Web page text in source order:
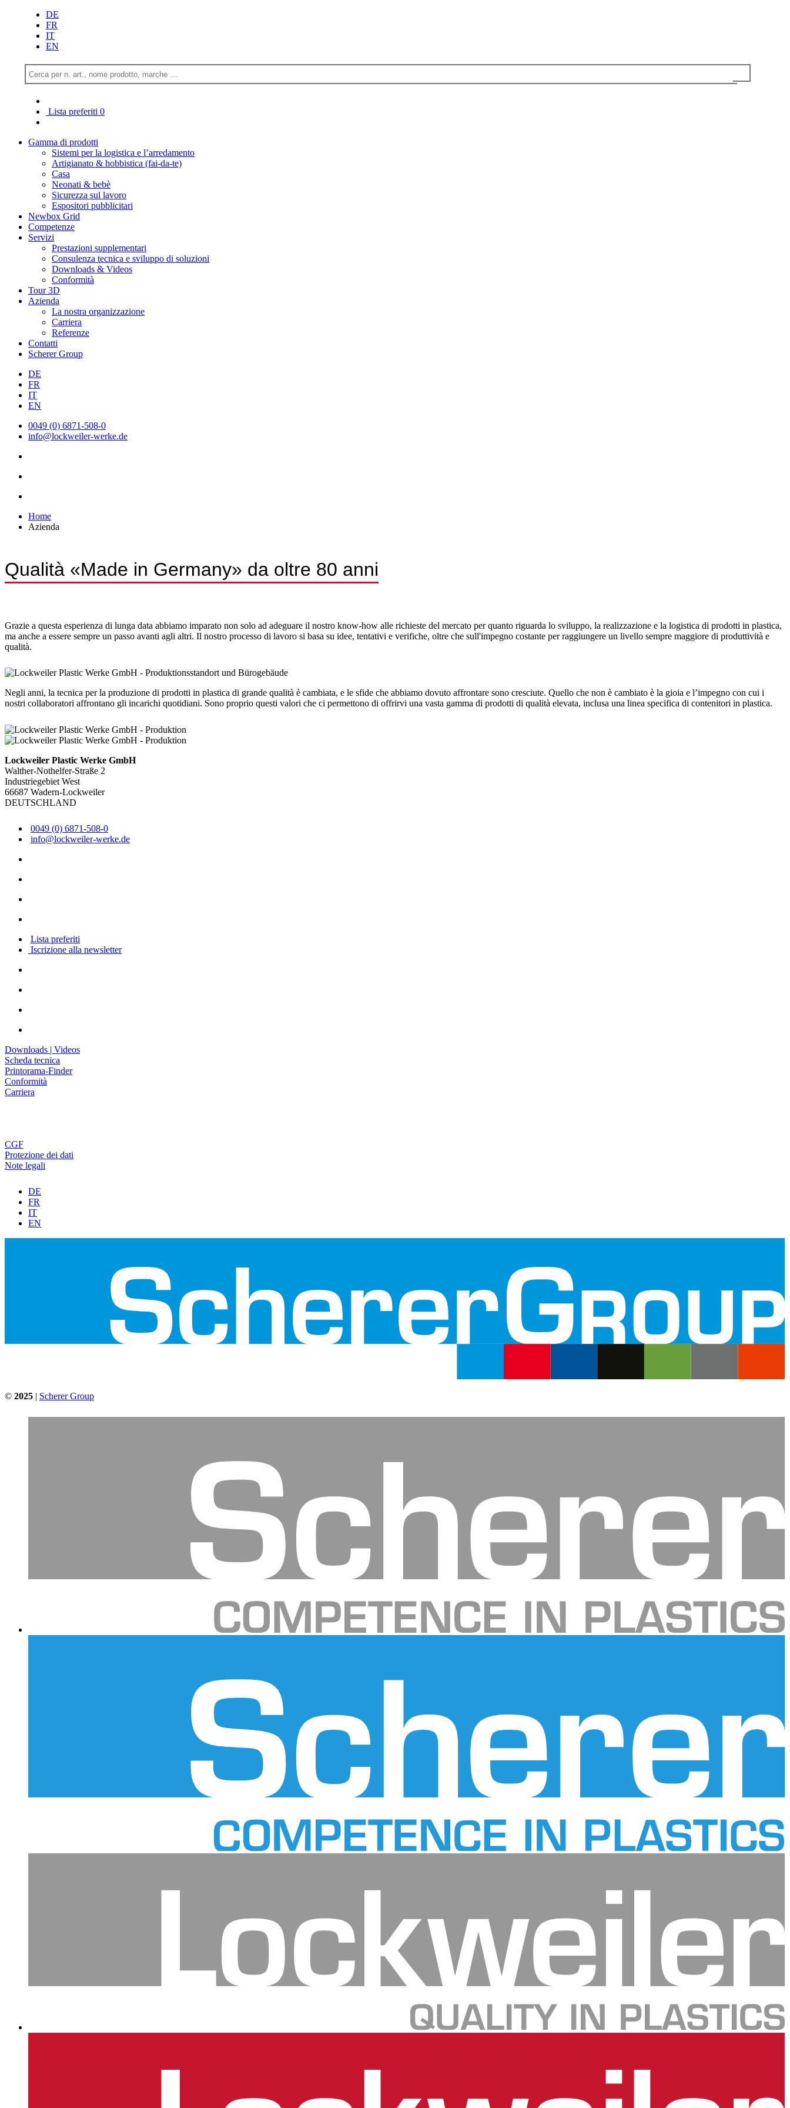
DE
FR
IT
EN
Lista preferiti 0
Gamma di prodotti
Sistemi per la logistica e l’arredamento
Artigianato & hobbistica (fai-da-te)
Casa
Neonati & bebè
Sicurezza sul lavoro
Espositori pubblicitari
Newbox Grid
Competenze
Servizi
Prestazioni supplementari
Consulenza tecnica e sviluppo di soluzioni
Downloads & Videos
Conformità
Tour 3D
Azienda
La nostra organizzazione
Carriera
Referenze
Contatti
Scherer Group
DE
FR
IT
EN
0049 (0) 6871-508-0
info@lockweiler-werke.de
Home
Azienda
Qualità «Made in Germany» da oltre 80 anni
Grazie a questa esperienza di lunga data abbiamo imparato non solo ad adeguare il nostro know-how alle richieste del mercato per quanto riguarda lo sviluppo, la realizzazione e la logistica di prodotti in plastica,
ma anche a essere sempre un passo avanti agli altri. Il nostro processo di lavoro si basa su idee, tentativi e verifiche, oltre che sull'impegno costante per raggiungere un livello sempre maggiore di produttività e
qualità.
Negli anni, la tecnica per la produzione di prodotti in plastica di grande qualità è cambiata, e le sfide che abbiamo dovuto affrontare sono cresciute. Quello che non è cambiato è la gioia e l’impegno con cui i
nostri collaboratori affrontano gli incarichi quotidiani. Sono proprio questi valori che ci permettono di offrirvi una vasta gamma di prodotti di qualità elevata, inclusa una linea specifica di contenitori in plastica.
Lockweiler Plastic Werke GmbH
Walther-Nothelfer-Straße 2
Industriegebiet West
66687 Wadern-Lockweiler
DEUTSCHLAND
0049 (0) 6871-508-0
info@lockweiler-werke.de
Lista preferiti
Iscrizione alla newsletter
Downloads | Videos
Scheda tecnica
Printorama-Finder
Conformità
Carriera
CGF
Protezione dei dati
Note legali
DE
FR
IT
EN
© 2025 | Scherer Group